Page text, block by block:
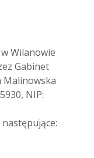
Wilanowie
Gabinet
Malinowska
NIP: